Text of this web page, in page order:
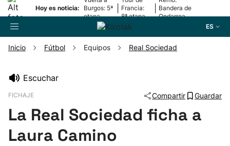
Hoy es noticia:
Burgos: 5ª
etapa
Francia:
8ª etapa
Bandera de
Ondarroa
ES
Pelota
Inicio Fútbol Equipos Real Sociedad
Escuchar
FICHAJE Compartir Guardar
La Real Sociedad ficha a
Laura Camino